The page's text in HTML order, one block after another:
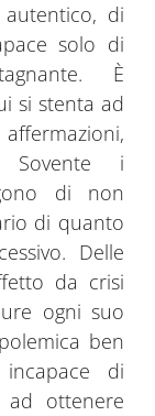
di
solo di
È
si stenta ad
Sovente i
di non
di quanto
Delle
da crisi
ogni suo
ben
di
ad ottenere